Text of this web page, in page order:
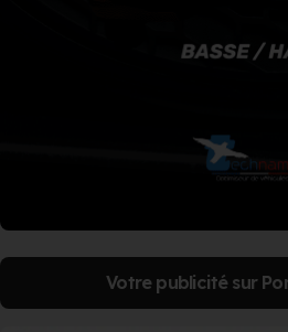
Votre publicité sur